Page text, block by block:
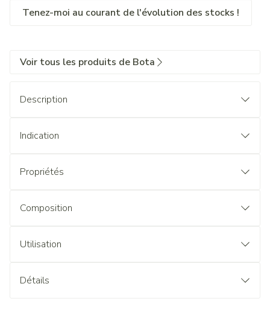
Tenez-moi au courant de l'évolution des stocks !
Voir tous les produits de Bota
Description
Indication
Propriétés
Composition
Utilisation
Détails